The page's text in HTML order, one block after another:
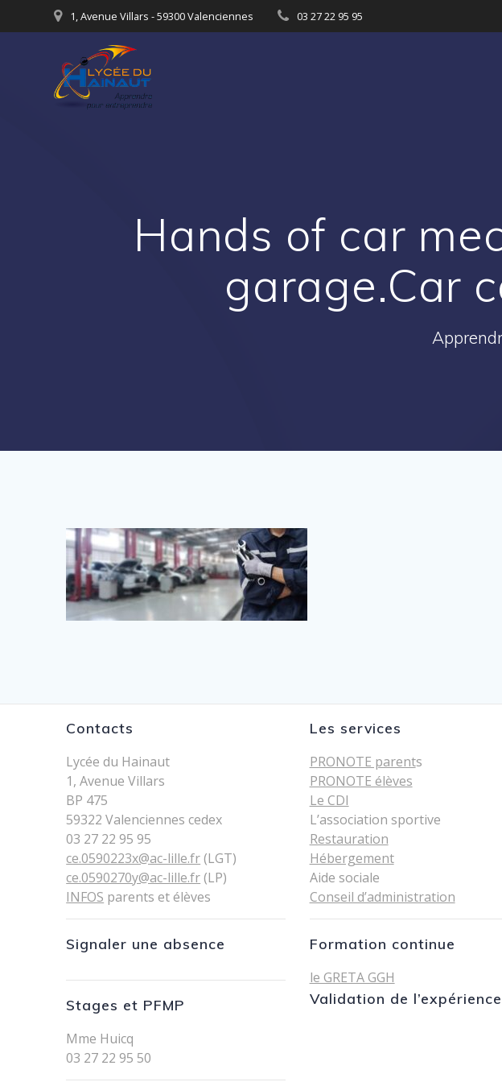
au
1, Avenue Villars - 59300 Valenciennes 03 27 22 95 95
Hands of car
garage.Car
Contacts
Lycée du Hainaut
1, Avenue Villars
BP 475
59322 Valenciennes cedex
03 27 22 95 95
ce.0590223x@ac-lille.fr(LGT)
ce.0590270y@ac-lille.fr(LP)
INFOS parents et élèves
Signaler une absence
Stages et PFMP
Mme Huicq
03 27 22 95 50
Les services
PRONOTE parents
PRONOTE élèves
Le CDI
L’association sportive
Restauration
Hébergement
Aide sociale
Conseil d’administration
Formation continue
le GRETA GGH
Validation de l’expérience